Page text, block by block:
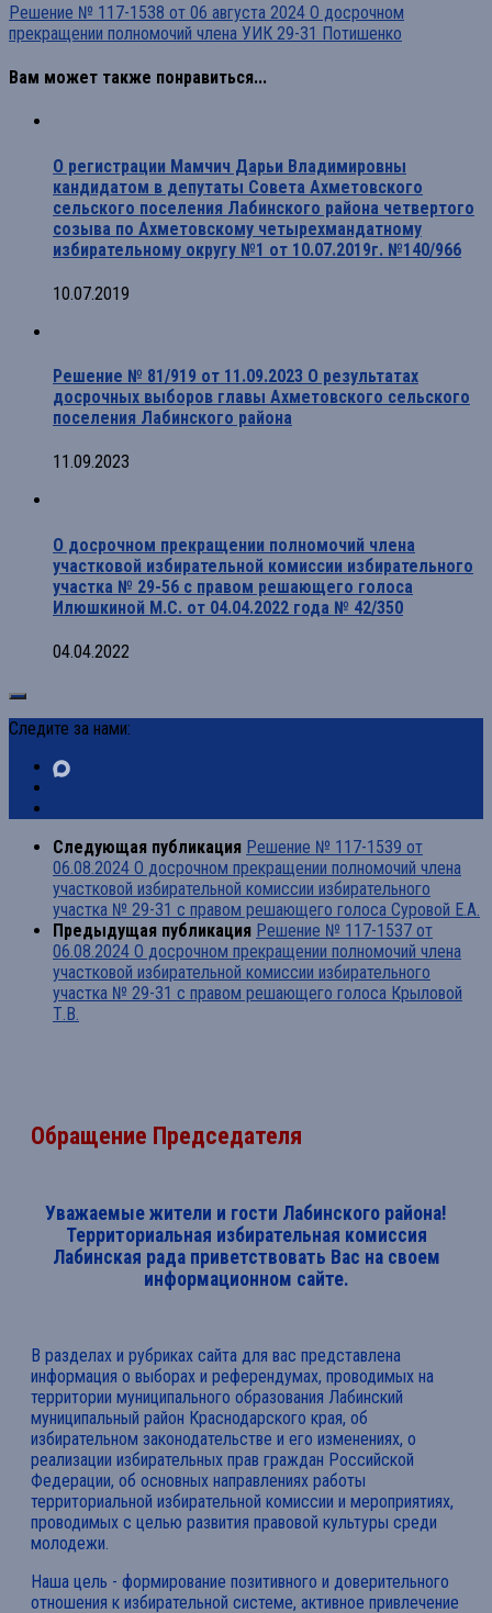
Решение № 117-1538 от 06 августа 2024 О досрочном
прекращении полномочий члена УИК 29-31 Потишенко
Вам может также понравиться...
О регистрации Мамчич Дарьи Владимировны
кандидатом в депутаты Совета Ахметовского
сельского поселения Лабинского района четвертого
созыва по Ахметовскому четырехмандатному
избирательному округу №1 от 10.07.2019г. №140/966
10.07.2019
Решение № 81/919 от 11.09.2023 О результатах
досрочных выборов главы Ахметовского сельского
поселения Лабинского района
11.09.2023
О досрочном прекращении полномочий члена
участковой избирательной комиссии избирательного
участка № 29-56 с правом решающего голоса
Илюшкиной М.С. от 04.04.2022 года № 42/350
04.04.2022
Следите за нами:
Следующая публикация Решение № 117-1539 от
06.08.2024 О досрочном прекращении полномочий члена
участковой избирательной комиссии избирательного
участка № 29-31 с правом решающего голоса Суровой Е.А.
Предыдущая публикация Решение № 117-1537 от
06.08.2024 О досрочном прекращении полномочий члена
участковой избирательной комиссии избирательного
участка № 29-31 с правом решающего голоса Крыловой
Т.В.
Обращение Председателя
Уважаемые жители и гости Лабинского района!
Территориальная избирательная комиссия
Лабинская рада приветствовать Вас на своем
информационном сайте.
В разделах и рубриках сайта для вас представлена
информация о выборах и референдумах, проводимых на
территории муниципального образования Лабинский
муниципальный район Краснодарского края, об
избирательном законодательстве и его изменениях, о
реализации избирательных прав граждан Российской
Федерации, об основных направлениях работы
территориальной избирательной комиссии и мероприятиях,
проводимых с целью развития правовой культуры среди
молодежи.
Наша цель - формирование позитивного и доверительного
отношения к избирательной системе, активное привлечение